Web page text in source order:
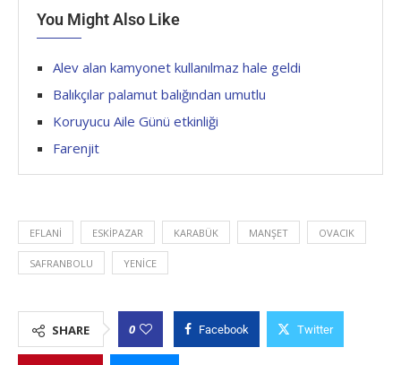
You Might Also Like
Alev alan kamyonet kullanılmaz hale geldi
Balıkçılar palamut balığından umutlu
Koruyucu Aile Günü etkinliği
Farenjit
EFLANI ESKIPAZAR KARABÜK MANŞET OVACIK
SAFRANBOLU YENICE
SHARE 0 Facebook Twitter